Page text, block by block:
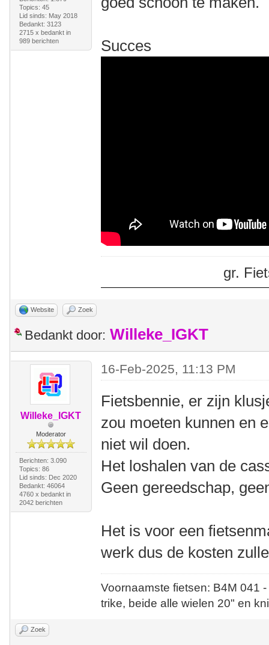
Topics: 45
Lid sinds: May 2018
Bedankt: 3123
2715 x bedankt in
989 berichten
Succes
gr.
Website Zoek
Bedankt door: Willeke_IGKT
Willeke_IGKT
Moderator
Berichten: 3.090
Topics: 86
Lid sinds: Dec 2020
Bedankt: 46064
4760 x bedankt in
2042 berichten
16-Feb-2025, 11:13 PM
Fietsbennie, er zijn
zou moeten kunnen en
niet wil doen.
Het loshalen van de
Geen gereedschap,
Het is voor een
werk dus de kosten
Voornaamste fietsen: B4M
trike, beide alle wielen 20" en
Zoek